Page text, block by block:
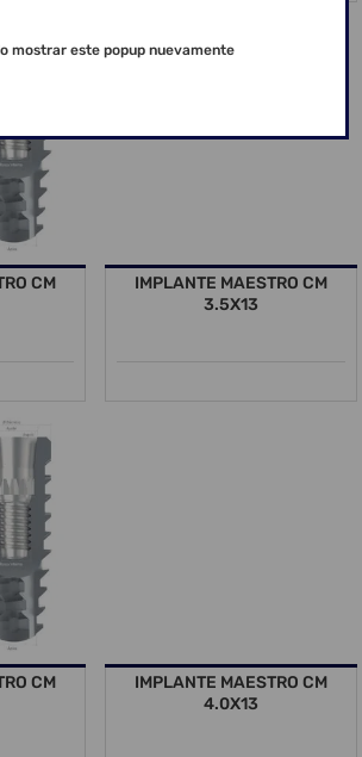
CM
IMPLANTE MAESTRO CM
3.5X13
CM
IMPLANTE MAESTRO CM
4.0X13
mostrar este popup nuevamente